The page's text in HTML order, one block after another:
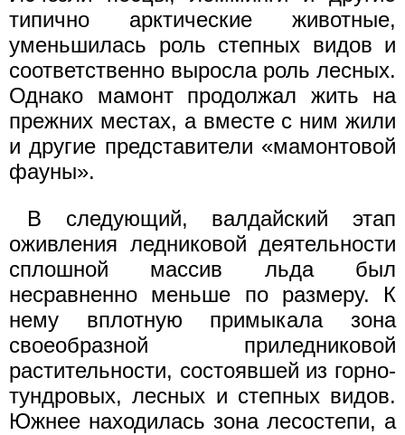
типично арктические животные,
уменьшилась роль степных видов и
соответственно выросла роль лесных.
Однако мамонт продолжал жить на
прежних местах, а вместе с ним жили
и другие представители «мамонтовой
фауны».
В следующий, валдайский этап
оживления ледниковой деятельности
сплошной массив льда был
несравненно меньше по размеру. К
нему вплотную примыкала зона
своеобразной приледниковой
растительности, состоявшей из горно-
тундровых, лесных и степных видов.
Южнее находилась зона лесостепи, а